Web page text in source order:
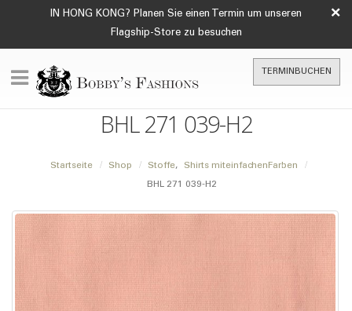
IN HONG KONG? Planen Sie einen Termin um unseren
Flagship-Store zu besuchen
×
TERMINBUCHEN
BHL 271 039-H2
Startseite Shop Stoffe, Shirts miteinfachenFarben
BHL 271 039-H2